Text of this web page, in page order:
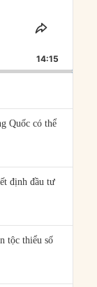
FORWARD
SHARE
14:15
Quốc có thể
định đầu tư
tộc thiểu số